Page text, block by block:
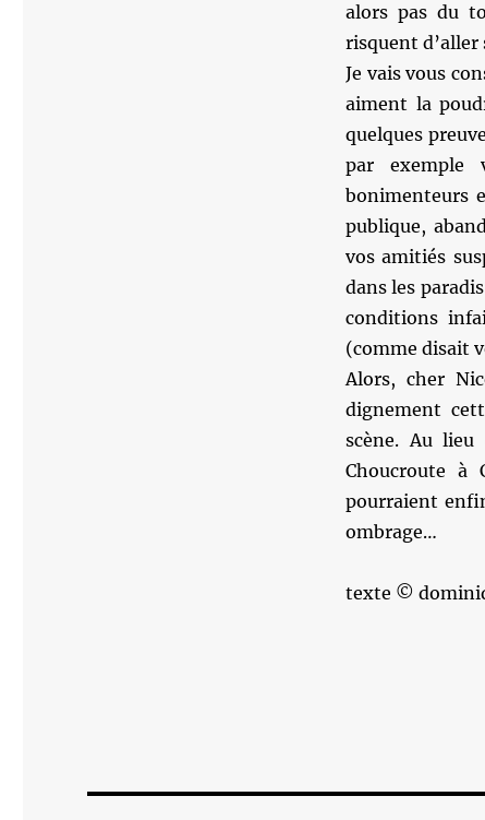
alors pas du
risquent
Je vais vous
aiment la
quelques
par exemple
bonimenteurs
publique,
vos amitiés
dans les
conditions
(comme disait
Alors, cher
dignement
scène. Au
Choucroute à
pourraient
ombrage…
texte ©